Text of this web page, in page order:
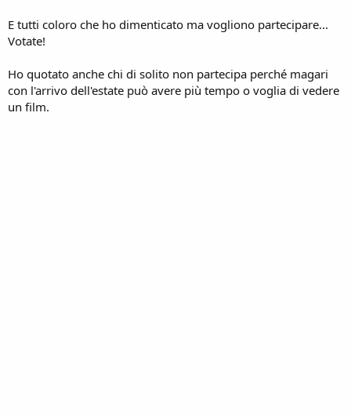
E tutti coloro che ho dimenticato ma vogliono partecipare...
Votate!
Ho quotato anche chi di solito non partecipa perché magari
con l'arrivo dell'estate può avere più tempo o voglia di vedere
un film.